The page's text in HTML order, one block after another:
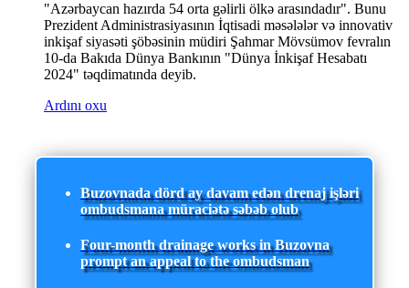
"Azərbaycan hazırda 54 orta gəlirli ölkə arasındadır". Bunu
Prezident Administrasiyasının İqtisadi məsələlər və innovativ
inkişaf siyasəti şöbəsinin müdiri Şahmar Mövsümov fevralın
10-da Bakıda Dünya Bankının "Dünya İnkişaf Hesabatı
2024" təqdimatında deyib.
Ardını oxu
Buzovnada dörd ay davam edən drenaj işləri
ombudsmana müraciətə səbəb olub
Four-month drainage works in Buzovna
prompt an appeal to the ombudsman